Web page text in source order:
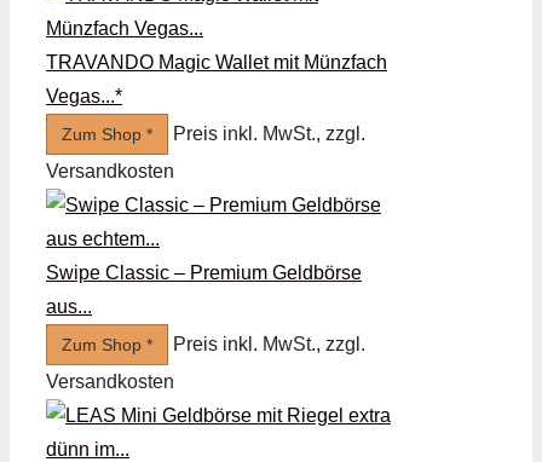
TRAVANDO Magic Wallet mit Münzfach
Vegas...*
Zum Shop *
Preis inkl. MwSt., zzgl.
Versandkosten
Swipe Classic – Premium Geldbörse
aus...
Zum Shop *
Preis inkl. MwSt., zzgl.
Versandkosten